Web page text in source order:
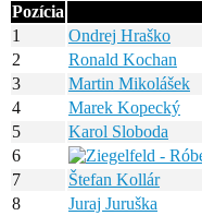
Pozícia
1
Ondrej Hraško
2
Ronald Kochan
3
Martin Mikolášek
4
Marek Kopecký
5
Karol Sloboda
6
7
Štefan Kollár
8
Juraj Juruška